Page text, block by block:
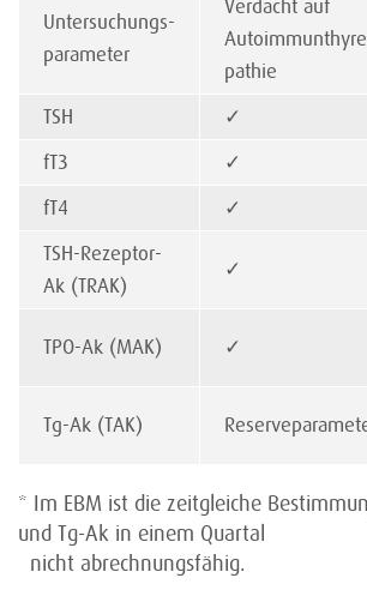
Untersuchungs-
parameter
Verdacht auf
pathie
TSH ✓
fT3
✓
fT4
✓
TSH-Rezeptor-
Ak (TRAK)
✓
TPO-Ak (MAK) ✓
Tg-Ak (TAK)
* Im EBM ist die zeitgleiche
und Tg-Ak in einem Quartal
nicht abrechnungsfähig.